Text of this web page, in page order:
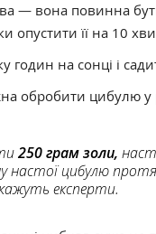
— вона повинна
опустити її на 10
годин на сонці і
обробити цибулю у
250 грам золи,
настої цибулю
експерти.